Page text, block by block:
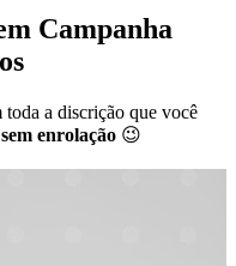
Campanha
a discrição que você
enrolação 😉